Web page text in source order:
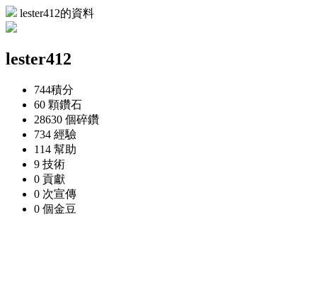
lester412的資料
lester412
744積分
60 顆鑽石
28630 個碎鑽
734 經驗
114 幫助
9 技術
0 貢獻
0 次宣傳
0 個金豆